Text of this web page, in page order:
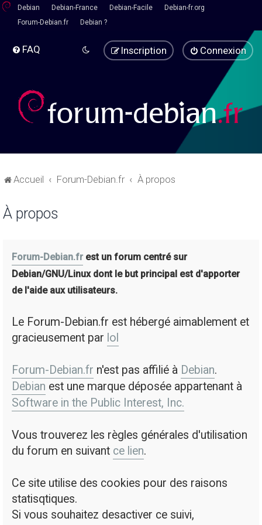
Debian Debian-France Debian-Facile
Debian-fr.org
Forum-Debian.fr
Debian ?
FAQ Connexion
Inscription
Accueil Forum-Debian.fr À propos
À propos
Forum-Debian.fr est un forum centré sur
Debian/GNU/Linux dont le but principal est d'apporter
de l'aide aux utilisateurs.
Le Forum-Debian.fr est hébergé aimablement et
gracieusement par lol
Forum-Debian.fr n'est pas affilié à Debian.
Debian est une marque déposée appartenant à
Software in the Public Interest, Inc.
Vous trouverez les règles générales d'utilisation
du forum en suivant ce lien.
Ce site utilise des cookies pour des raisons
statisqtiques.
Si vous souhaitez desactiver ce suivi,